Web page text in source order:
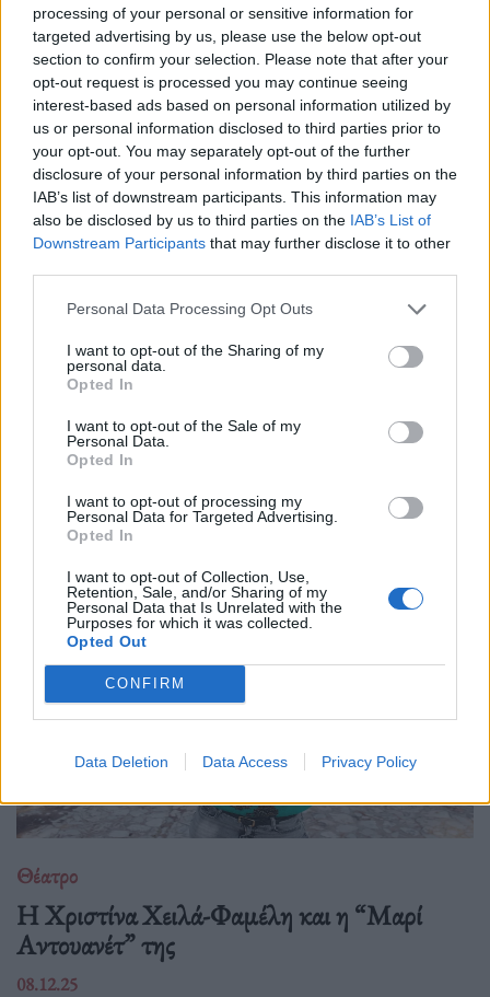
processing of your personal or sensitive information for
targeted advertising by us, please use the below opt-out
section to confirm your selection. Please note that after your
opt-out request is processed you may continue seeing
interest-based ads based on personal information utilized by
us or personal information disclosed to third parties prior to
your opt-out. You may separately opt-out of the further
disclosure of your personal information by third parties on the
IAB’s list of downstream participants. This information may
also be disclosed by us to third parties on the IAB’s List of
Downstream Participants that may further disclose it to other
Personal Data Processing Opt Outs
I want to opt-out of the Sharing of my
personal data.
Opted In
I want to opt-out of the Sale of my
Personal Data.
Opted In
I want to opt-out of processing my
Personal Data for Targeted Advertising.
Opted In
I want to opt-out of Collection, Use,
Retention, Sale, and/or Sharing of my
Personal Data that Is Unrelated with the
Purposes for which it was collected.
Opted Out
CONFIRM
Data Deletion Data Access Privacy Policy
Θέατρο
Η Φένια Αποστόλου και το σκοτεινό
παραμύθι του “Αποτυπώματος”
Με το "Αποτύπωμα", η Φένια Αποστόλου δημιουργεί έναν
σκοτεινό, ποιητικό χώρο όπου η γυναικεία εικόνα αποτινάσσει
τις παραμορφώσεις του χρόνου και ξαναβρίσκει τη φωνή της
μέσα από την κίνηση, τη σιωπή
Θέατρο
Η Χριστίνα Χειλά-Φαμέλη και η “Μαρί
Αντουανέτ” της
08.12.25